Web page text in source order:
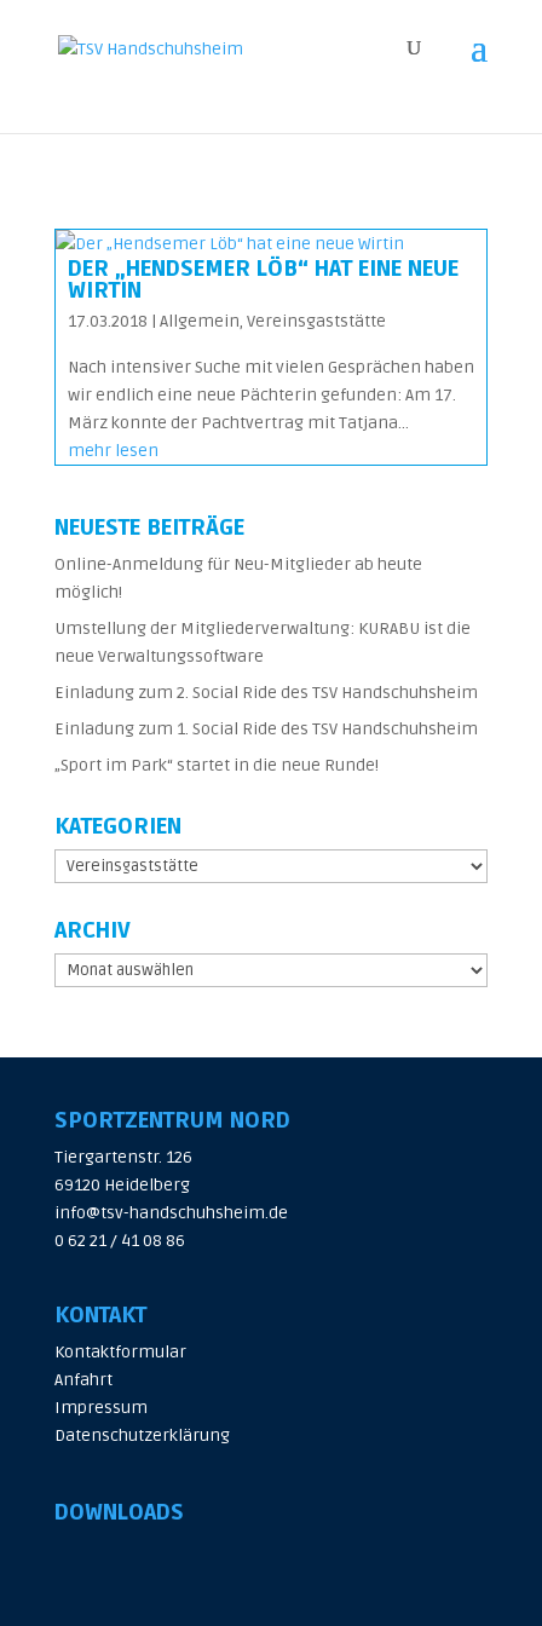
DER „HENDSEMER LÖB“ HAT EINE NEUE
WIRTIN
17.03.2018 | Allgemein, Vereinsgaststätte
Nach intensiver Suche mit vielen Gesprächen haben
wir endlich eine neue Pächterin gefunden: Am 17.
März konnte der Pachtvertrag mit Tatjana...
mehr lesen
NEUESTE BEITRÄGE
Online-Anmeldung für Neu-Mitglieder ab heute
möglich!
Umstellung der Mitgliederverwaltung: KURABU ist die
neue Verwaltungssoftware
Einladung zum 2. Social Ride des TSV Handschuhsheim
Einladung zum 1. Social Ride des TSV Handschuhsheim
„Sport im Park“ startet in die neue Runde!
KATEGORIEN
Kategorien
ARCHIV
Archiv
SPORTZENTRUM NORD
Tiergartenstr. 126
69120 Heidelberg
info@tsv-handschuhsheim.de
0 62 21 / 41 08 86
KONTAKT
Kontaktformular
Anfahrt
Impressum
Datenschutzerklärung
DOWNLOADS